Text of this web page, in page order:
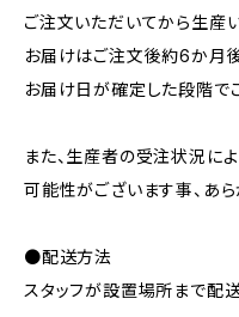
ご注文いただいてから生産い
お届けはご注文後約6か月後
お届け日が確定した段階で
また、生産者の受注状況に
可能性がございます事、あら
●配送方法
スタッフが設置場所まで配